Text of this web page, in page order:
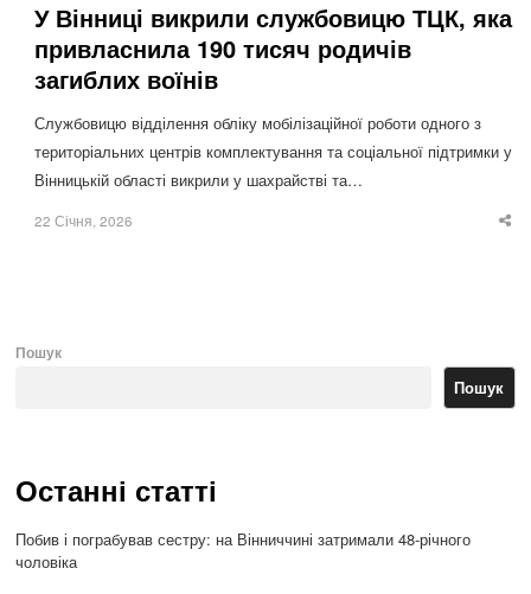
У Вінниці викрили службовицю ТЦК, яка
привласнила 190 тисяч родичів
загиблих воїнів
Службовицю відділення обліку мобілізаційної роботи одного з
територіальних центрів комплектування та соціальної підтримки у
Вінницькій області викрили у шахрайстві та…
22 Січня, 2026
Пошук
Пошук
Останні статті
Побив і пограбував сестру: на Вінниччині затримали 48-річного
чоловіка